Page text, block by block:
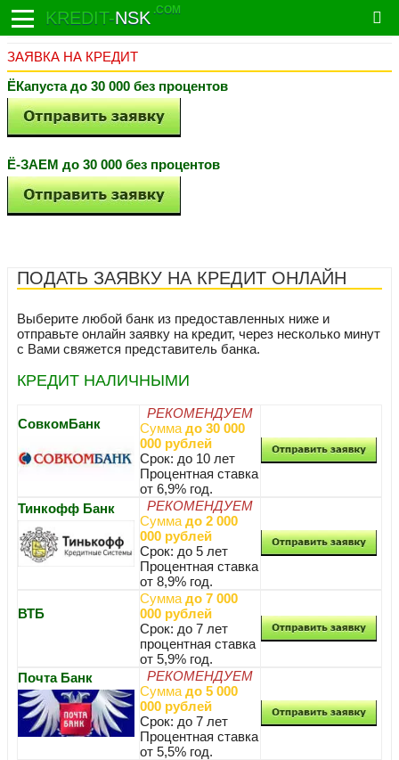
KREDIT-NSK .COM
ЗАЯВКА НА КРЕДИТ
ЁКапуста до 30 000 без процентов
Ё-ЗАЕМ до 30 000 без процентов
ПОДАТЬ ЗАЯВКУ НА КРЕДИТ ОНЛАЙН
Выберите любой банк из предоставленных ниже и
отправьте онлайн заявку на кредит, через несколько минут
с Вами свяжется представитель банка.
КРЕДИТ НАЛИЧНЫМИ
СовкомБанк
РЕКОМЕНДУЕМ
Сумма до 30 000
000 рублей
Срок: до 10 лет
Процентная ставка
от 6,9% год.
Тинкофф Банк
РЕКОМЕНДУЕМ
Сумма до 2 000
000 рублей
Срок: до 5 лет
Процентная ставка
от 8,9% год.
ВТБ
Сумма до 7 000
000 рублей
Срок: до 7 лет
процентная ставка
от 5,9% год.
Почта Банк
РЕКОМЕНДУЕМ
Сумма до 5 000
000 рублей
Срок: до 7 лет
Процентная ставка
от 5,5% год.